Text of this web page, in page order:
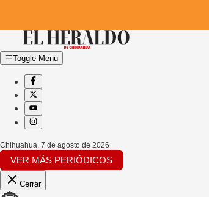
Toggle Menu
Chihuahua 7 de agosto de 2026
VER MÁS PERIÓDICOS
Cerrar